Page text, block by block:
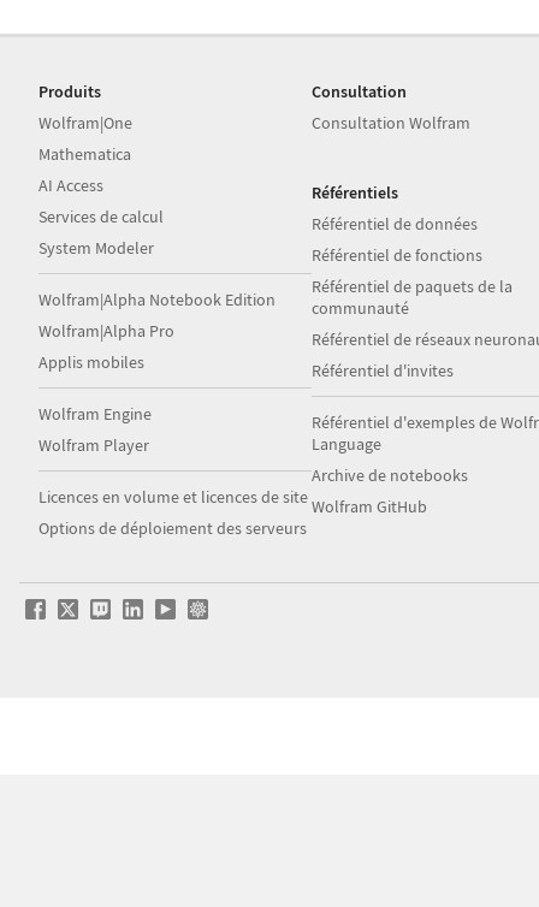
Produits
Wolfram|One
Mathematica
AI Access
Services de calcul
System Modeler
Wolfram|Alpha Notebook Edition
Wolfram|Alpha Pro
Applis mobiles
Wolfram Engine
Wolfram Player
Licences en volume et licences de site
Options de déploiement des serveurs
Consultation
Consultation Wolfram
Référentiels
Référentiel de données
Référentiel de fonctions
Référentiel de paquets de la
communauté
Référentiel de réseaux
Référentiel d'invites
Référentiel d'exemples de
Language
Archive de notebooks
Wolfram GitHub